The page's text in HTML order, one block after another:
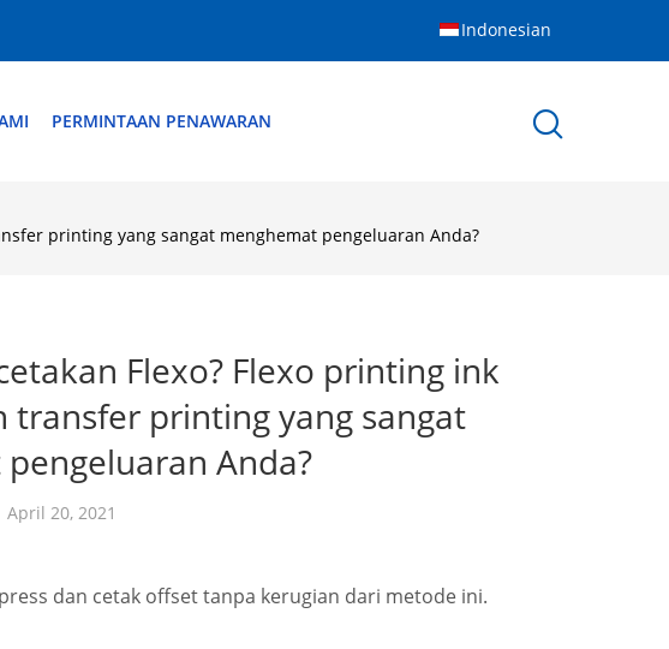
Indonesian
PERMINTAAN PENAWARAN
printing yang sangat menghemat pengeluaran Anda?
Flexo? Flexo printing ink
printing yang sangat
Anda?
April 20, 2021
dan cetak offset tanpa kerugian dari metode ini.